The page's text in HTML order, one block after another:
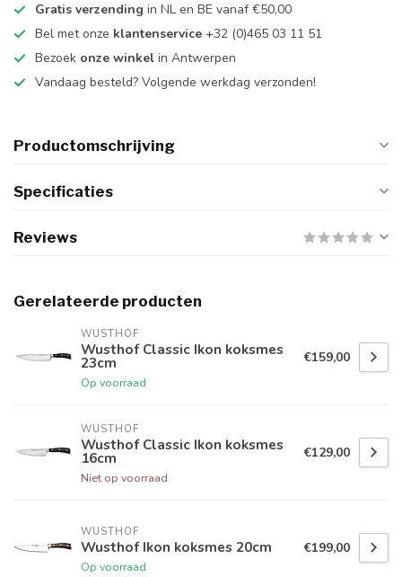
Gratis verzending in NL en BE vanaf €50,00
Bel met onze klantenservice +32 (0)465 03 11 51
Bezoek onze winkel in Antwerpen
Vandaag besteld? Volgende werkdag verzonden!
Productomschrijving
Specificaties
Reviews
Gerelateerde producten
WUSTHOF
Wusthof Classic Ikon koksmes
23cm
Op voorraad
€159,00
WUSTHOF
Wusthof Classic Ikon koksmes
16cm
Niet op voorraad
€129,00
WUSTHOF
Wusthof Ikon koksmes 20cm
Op voorraad
€199,00